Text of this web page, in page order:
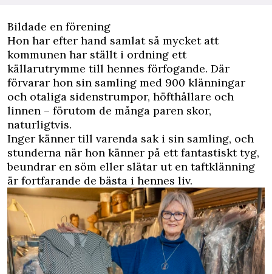
Bildade en förening
Hon har efter hand samlat så mycket att
kommunen har ställt i ordning ett
källarutrymme till hennes förfogande. Där
förvarar hon sin samling med 900 klänningar
och otaliga sidenstrumpor, höfthållare och
linnen – förutom de många paren skor,
naturligtvis.
Inger känner till varenda sak i sin samling, och
stunderna när hon känner på ett fantastiskt tyg,
beundrar en söm eller slätar ut en taftklänning
är fortfarande de bästa i hennes liv.